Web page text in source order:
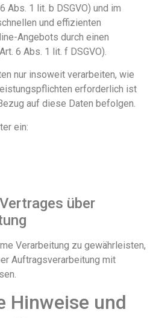
Abs. 1 lit. b DSGVO) und im
und effizienten
Angebots durch einen
6 Abs. 1 lit. f DSGVO).
nur insoweit verarbeiten, wie
erforderlich ist
auf diese Daten befolgen.
ein:
über
Verarbeitung zu gewährleisten,
Auftragsverarbeitung mit
Hinweise und